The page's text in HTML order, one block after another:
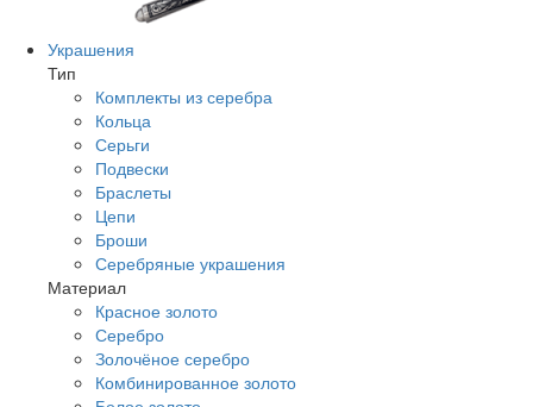
Украшения
Тип
Комплекты из серебра
Кольца
Серьги
Подвески
Браслеты
Цепи
Броши
Серебряные украшения
Материал
Красное золото
Серебро
Золочёное серебро
Комбинированное золото